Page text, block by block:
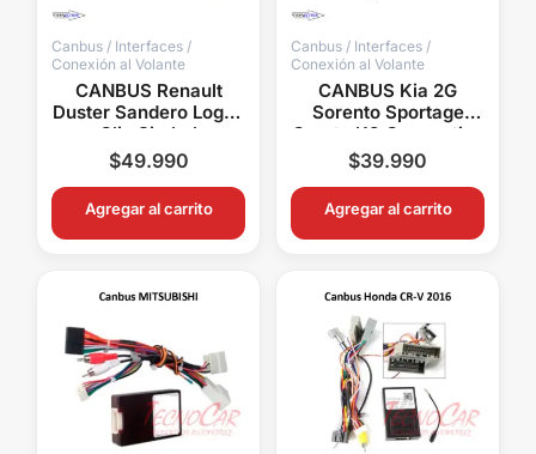
Canbus / Interfaces /
Conexión al Volante
CANBUS Renault
Duster Sandero Logan
Clio Simbol
Connection Mandos
Volante
$49.990
Agregar al carrito
Canbus / Interfaces /
Conexión al Volante
CANBUS Kia 2G
Sorento Sportage
Cerato K3 Connection
Radios Android
Volante Cámara
$39.990
Agregar al carrito